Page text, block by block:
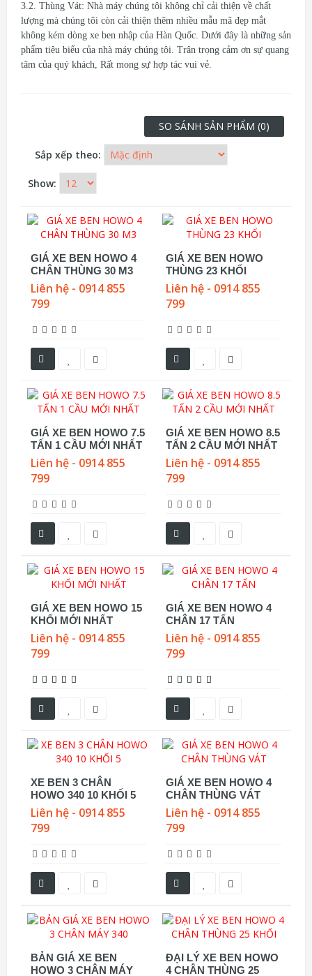
3.2. Thùng Vát: Nhà máy chúng tôi không chỉ cải thiện về chất
lượng mà chúng tôi còn cải thiện thêm nhiều mẫu mã đẹp mắt
không kém dòng xe ben nhập của Hàn Quốc. Dưới đây là những sản
phẩm tiêu biểu của nhà máy chúng tôi. Trân trọng cảm ơn sự quang
tâm của quý khách, Rất mong sự hợp tác vui vẻ.
SO SÁNH SẢN PHẨM (0)
Sắp xếp theo:
Show:
GIÁ XE BEN HOWO 4
CHÂN THÙNG 30 M3
Liên hệ - 0914 855
799
GIÁ XE BEN HOWO
THÙNG 23 KHỐI
Liên hệ - 0914 855
799
GIÁ XE BEN HOWO 7.5
TẤN 1 CẦU MỚI NHẤT
Liên hệ - 0914 855
799
GIÁ XE BEN HOWO 8.5
TẤN 2 CẦU MỚI NHẤT
Liên hệ - 0914 855
799
GIÁ XE BEN HOWO 15
KHỐI MỚI NHẤT
Liên hệ - 0914 855
799
GIÁ XE BEN HOWO 4
CHÂN 17 TẤN
Liên hệ - 0914 855
799
XE BEN 3 CHÂN
HOWO 340 10 KHỐI 5
Liên hệ - 0914 855
799
GIÁ XE BEN HOWO 4
CHÂN THÙNG VÁT
Liên hệ - 0914 855
799
BẢN GIÁ XE BEN
HOWO 3 CHÂN MÁY
ĐẠI LÝ XE BEN HOWO
4 CHÂN THÙNG 25